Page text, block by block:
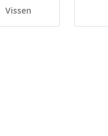
Vissen